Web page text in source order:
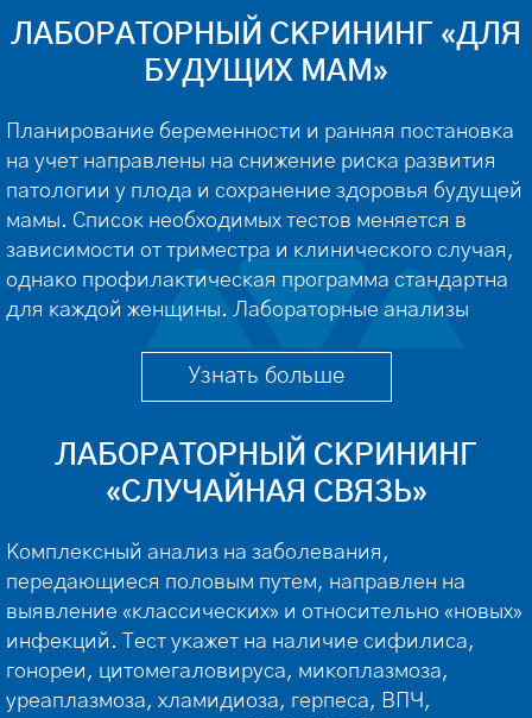
ЛАБОРАТОРНЫЙ СКРИНИНГ «ДЛЯ
БУДУЩИХ МАМ»
Планирование беременности и ранняя постановка
на учет направлены на снижение риска развития
патологии у плода и сохранение здоровья будущей
мамы. Список необходимых тестов меняется в
зависимости от триместра и клинического случая,
однако профилактическая программа стандартна
для каждой женщины. Лабораторные анализы
реакции в организме, резус-конфликта,
нарушение работы мочеполовой системы, сбой
Узнать больше
ЛАБОРАТОРНЫЙ СКРИНИНГ
«СЛУЧАЙНАЯ СВЯЗЬ»
Комплексный анализ на заболевания,
передающиеся половым путем, направлен на
выявление «классических» и относительно «новых»
инфекций. Тест укажет на наличие сифилиса,
гонореи, цитомегаловируса, микоплазмоза,
уреаплазмоза, хламидиоза, герпеса, ВПЧ,